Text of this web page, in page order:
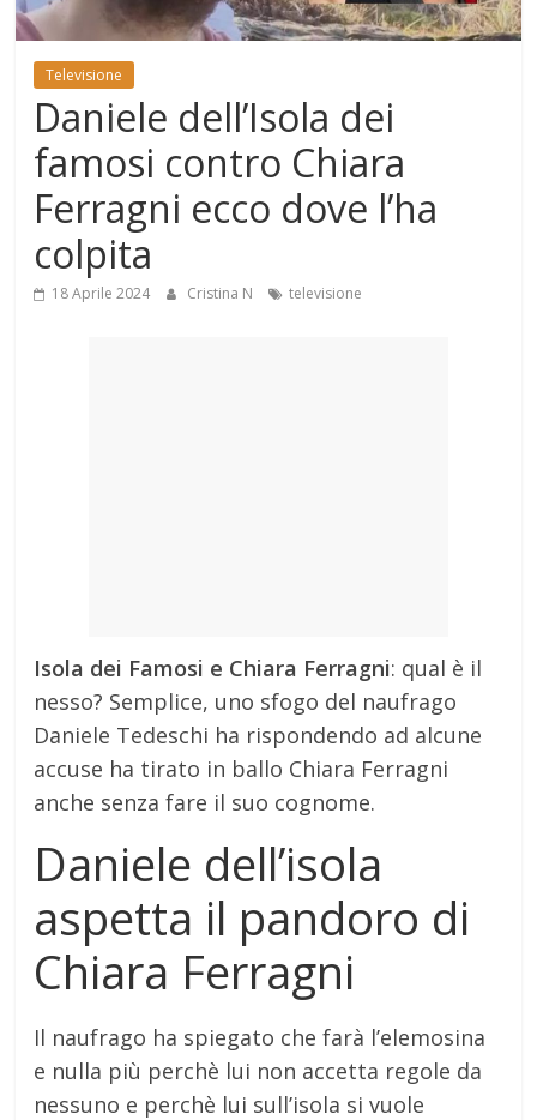
Mondo
Televisione
Daniele dell’Isola dei
famosi contro Chiara
Ferragni ecco dove l’ha
colpita
18 Aprile 2024 Cristina N televisione
Isola dei Famosi e Chiara Ferragni: qual è il
nesso? Semplice, uno sfogo del naufrago
Daniele Tedeschi ha rispondendo ad alcune
accuse ha tirato in ballo Chiara Ferragni
anche senza fare il suo cognome.
Daniele dell’isola
aspetta il pandoro di
Chiara Ferragni
Il naufrago ha spiegato che farà l’elemosina
e nulla più perchè lui non accetta regole da
nessuno e perchè lui sull’isola si vuole